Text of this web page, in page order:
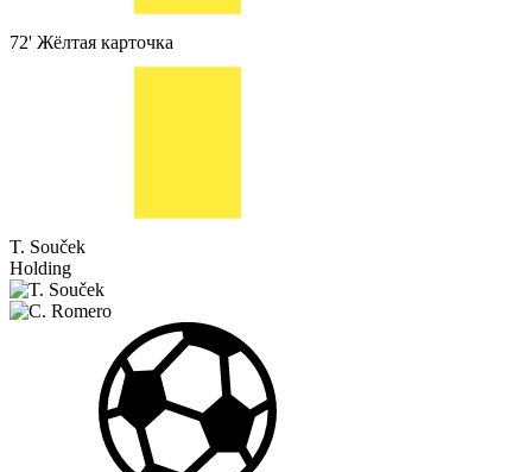
72' Жёлтая карточка
T. Souček
Holding